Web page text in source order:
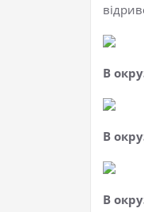
В
В
В